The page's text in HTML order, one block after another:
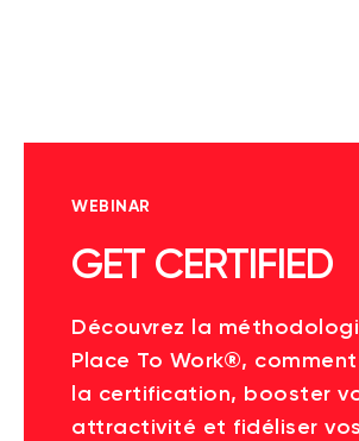
WEBINAR
GET CERTIFIED
Découvrez la
Place To Work®,
la certification, booster
attractivité et fidéliser